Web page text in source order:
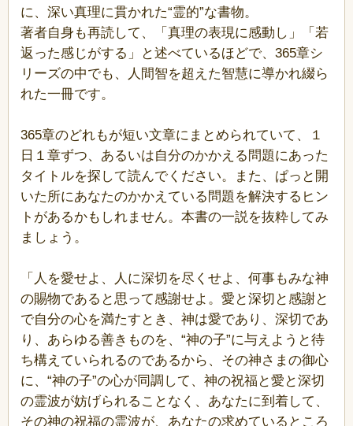
に、深い真理に貫かれた“霊的”な書物。
著者自身も再読して、「真理の表現に感動し」「若
返った感じがする」と述べているほどで、365章シ
リーズの中でも、人間智を超えた智慧に導かれ綴ら
れた一冊です。
365章のどれもが短い文章にまとめられていて、１
日１章ずつ、あるいは自分のかかえる問題にあった
タイトルを探して読んでください。また、ぱっと開
いた所にあなたのかかえている問題を解決するヒン
トがあるかもしれません。本書の一説を抜粋してみ
ましょう。
「人を愛せよ、人に深切を尽くせよ、何事もみな神
の賜物であると思って感謝せよ。愛と深切と感謝と
で自分の心を満たすとき、神は愛であり、深切であ
り、あらゆる善きものを、“神の子”に与えようと待
ち構えていられるのであるから、その神さまの御心
に、“神の子”の心が同調して、神の祝福と愛と深切
の霊波が妨げられることなく、あなたに到着して、
その神の祝福の霊波が、あなたの求めているところ